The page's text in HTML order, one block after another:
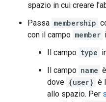
spazio in cui creare
Passa membership
con il campo member
Il campo type
Il campo name
dove {user} è
allo spazio. Per